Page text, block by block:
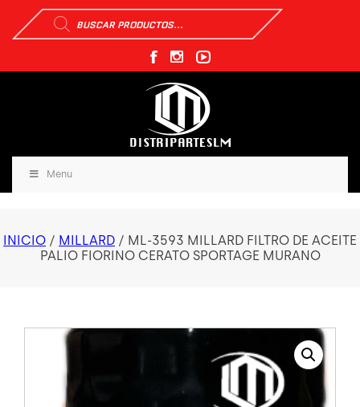
Búsqueda
de
productos
Menu
INICIO / MILLARD / ML-3593 MILLARD FILTRO DE ACEITE
PALIO FIORINO CERATO SPORTAGE MURANO